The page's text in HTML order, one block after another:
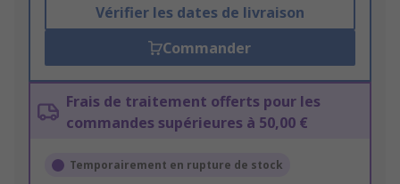
Vérifier les dates de livraison
Commander
Frais de traitement offerts pour les
commandes supérieures à 50,00 €
Temporairement en rupture de stock